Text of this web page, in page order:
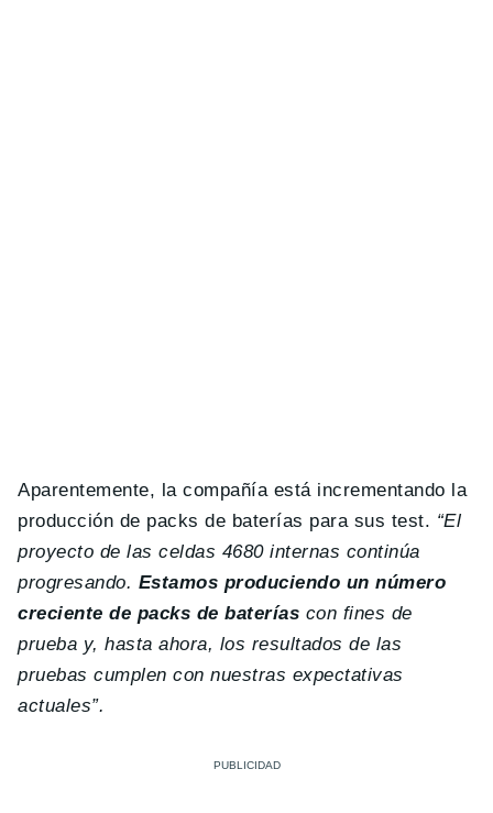
Aparentemente, la compañía está incrementando la
producción de packs de baterías para sus test. “El
proyecto de las celdas 4680 internas continúa
progresando. Estamos produciendo un número
creciente de packs de baterías con fines de
prueba y, hasta ahora, los resultados de las
pruebas cumplen con nuestras expectativas
actuales”.